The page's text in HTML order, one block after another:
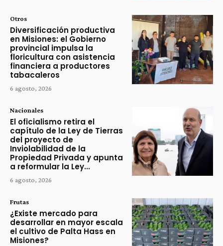
Otros
Diversificación productiva
en Misiones: el Gobierno
provincial impulsa la
floricultura con asistencia
financiera a productores
tabacaleros
6 agosto, 2026
Nacionales
El oficialismo retira el
capítulo de la Ley de Tierras
del proyecto de
Inviolabilidad de la
Propiedad Privada y apunta
a reformular la Ley...
6 agosto, 2026
Frutas
¿Existe mercado para
desarrollar en mayor escala
el cultivo de Palta Hass en
Misiones?